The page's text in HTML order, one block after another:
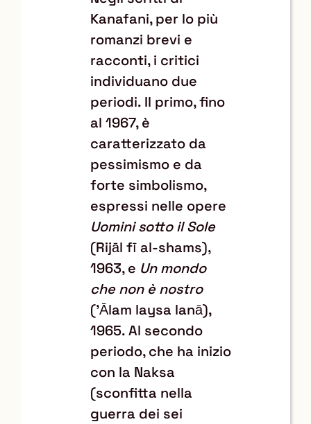
Kanafani, per lo più
romanzi brevi e
racconti, i critici
individuano due
periodi. Il primo, fino
al 1967, è
caratterizzato da
pessimismo e da
forte simbolismo,
espressi nelle opere
Uomini sotto il Sole
(Rijāl fī al-shams),
1963, e Un mondo
che non è nostro
('Ālam laysa lanā),
1965. Al secondo
periodo, che ha inizio
con la Naksa
(sconfitta nella
guerra dei sei